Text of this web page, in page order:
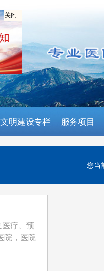
明建设专栏 服务项目
您当
疗、预
院，医院
关闭